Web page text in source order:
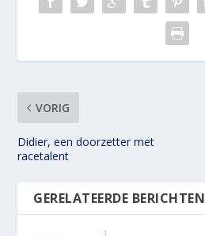
VORIG
Didier, een doorzetter met
racetalent
GERELATEERDE BERICHTEN